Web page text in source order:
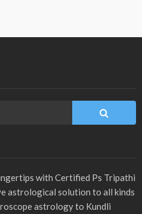
with Certified Ps Tripathi
astrological solution to all kinds
astrology to Kundli